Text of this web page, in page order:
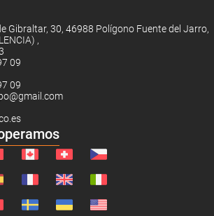
Gibraltar, 30, 46988 Polígono Fuente del Jarro,
,
09
09